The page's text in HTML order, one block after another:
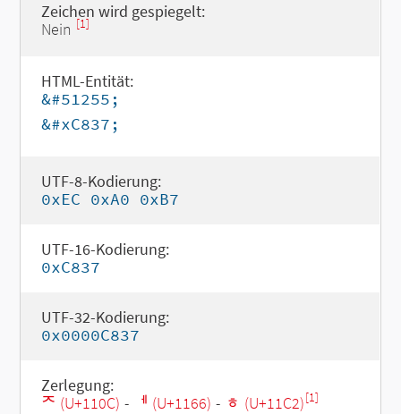
Zeichen wird gespiegelt:
Nein [1]
HTML-Entität:
&#51255;
&#xC837;
UTF-8-Kodierung:
0xEC 0xA0 0xB7
UTF-16-Kodierung:
0xC837
UTF-32-Kodierung:
0x0000C837
Zerlegung:
ᄌ (U+110C) - ᅦ (U+1166) - ᇂ (U+11C2)[1]